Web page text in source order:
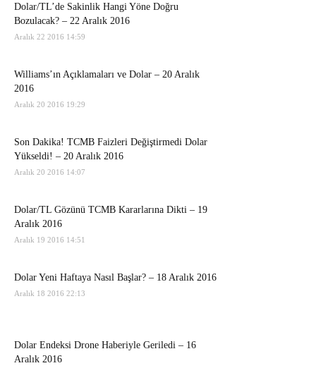
Dolar/TL’de Sakinlik Hangi Yöne Doğru
Bozulacak? – 22 Aralık 2016
Aralık 22 2016 14:59
Williams’ın Açıklamaları ve Dolar – 20 Aralık
2016
Aralık 20 2016 19:29
Son Dakika! TCMB Faizleri Değiştirmedi Dolar
Yükseldi! – 20 Aralık 2016
Aralık 20 2016 14:07
Dolar/TL Gözünü TCMB Kararlarına Dikti – 19
Aralık 2016
Aralık 19 2016 14:51
Dolar Yeni Haftaya Nasıl Başlar? – 18 Aralık 2016
Aralık 18 2016 22:13
Dolar Endeksi Drone Haberiyle Geriledi – 16
Aralık 2016